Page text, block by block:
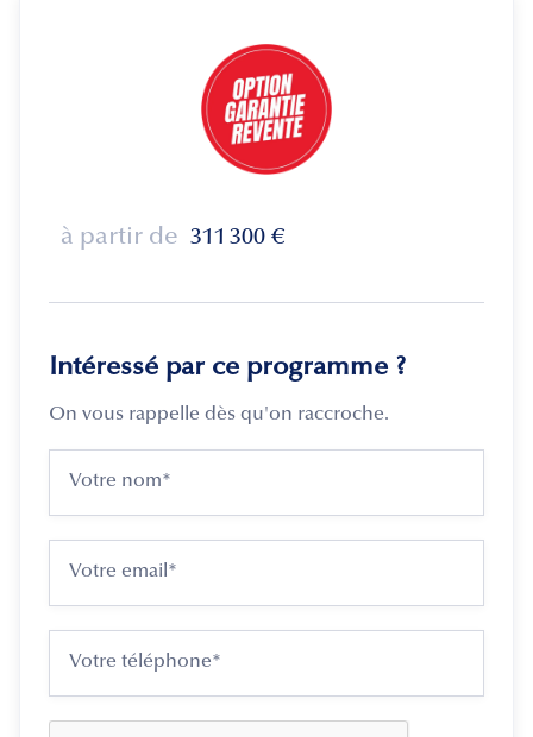
à partir de 311 300 €
Intéressé par ce programme ?
On vous rappelle dès qu'on raccroche.